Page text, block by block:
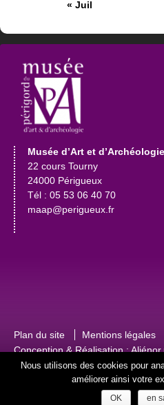
« Juil
Musée d’Art et
22 cours Tourny
24000 Périgueux
Tél : 05 53 06 40 70
maap@perigueux.fr
Plan du site
Mentions légales
Conception & Réalisation :
@2012 Copyright - Mairie de
Nous utilisons des cookies pour
améliorer ainsi votre
OK en